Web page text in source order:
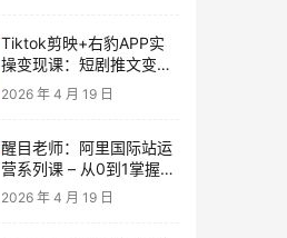
Tiktok剪映+右豹APP实
操变现课：短剧推文变现
全教程来了！
2026 年 4 月 19 日
醒目老师：阿里国际站运
营系列课 – 从0到1掌握平
台运营核心技巧
2026 年 4 月 19 日